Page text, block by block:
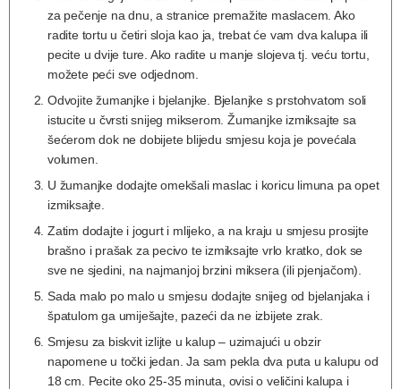
za pečenje na dnu, a stranice premažite maslacem. Ako
radite tortu u četiri sloja kao ja, trebat će vam dva kalupa ili
pecite u dvije ture. Ako radite u manje slojeva tj. veću tortu,
možete peći sve odjednom.
Odvojite žumanjke i bjelanjke. Bjelanjke s prstohvatom soli
istucite u čvrsti snijeg mikserom. Žumanjke izmiksajte sa
šećerom dok ne dobijete blijedu smjesu koja je povećala
volumen.
U žumanjke dodajte omekšali maslac i koricu limuna pa opet
izmiksajte.
Zatim dodajte i jogurt i mlijeko, a na kraju u smjesu prosijte
brašno i prašak za pecivo te izmiksajte vrlo kratko, dok se
sve ne sjedini, na najmanjoj brzini miksera (ili pjenjačom).
Sada malo po malo u smjesu dodajte snijeg od bjelanjaka i
špatulom ga umiješajte, pazeći da ne izbijete zrak.
Smjesu za biskvit izlijte u kalup – uzimajući u obzir
napomene u točki jedan. Ja sam pekla dva puta u kalupu od
18 cm. Pecite oko 25-35 minuta, ovisi o veličini kalupa i